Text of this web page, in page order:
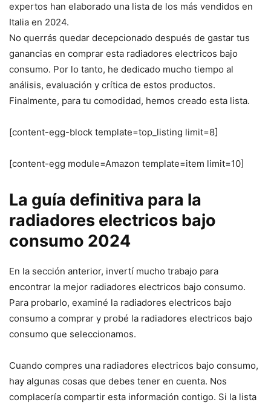
expertos han elaborado una lista de los más vendidos en
Italia en 2024.
No querrás quedar decepcionado después de gastar tus
ganancias en comprar esta radiadores electricos bajo
consumo. Por lo tanto, he dedicado mucho tiempo al
análisis, evaluación y crítica de estos productos.
Finalmente, para tu comodidad, hemos creado esta lista.
[content-egg-block template=top_listing limit=8]
[content-egg module=Amazon template=item limit=10]
La guía definitiva para la
radiadores electricos bajo
consumo 2024
En la sección anterior, invertí mucho trabajo para
encontrar la mejor radiadores electricos bajo consumo.
Para probarlo, examiné la radiadores electricos bajo
consumo a comprar y probé la radiadores electricos bajo
consumo que seleccionamos.
Cuando compres una radiadores electricos bajo consumo,
hay algunas cosas que debes tener en cuenta. Nos
complacería compartir esta información contigo. Si la lista